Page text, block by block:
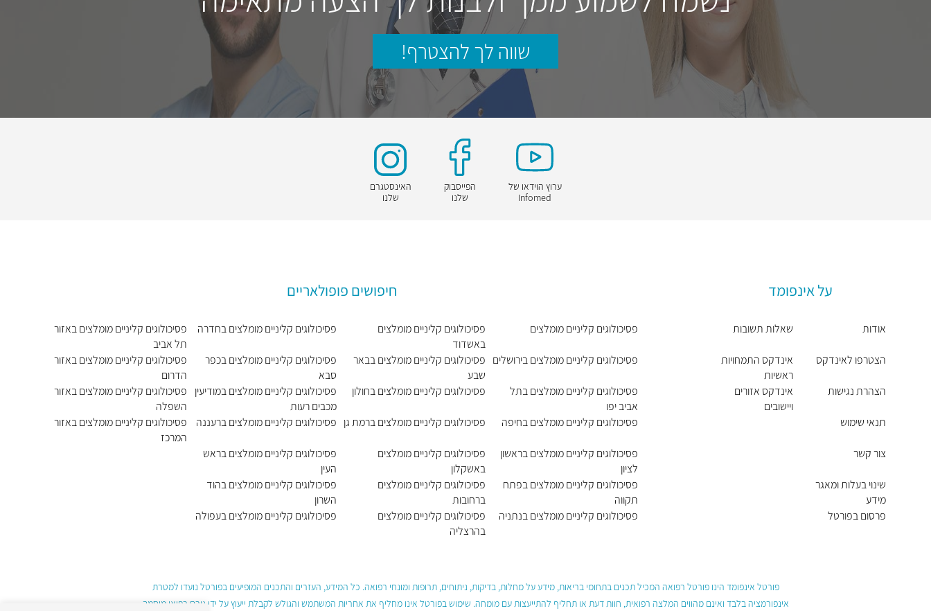
שווה לך להצטרף!
ערוץ הוידאו של
Infomed
הפייסבוק
שלנו
האינסטגרם
שלנו
על אינפומד
אודות
הצטרפו לאינדקס
הצהרת נגישות
תנאי שימוש
צור קשר
שינוי בעלות ומאגר
מידע
פרסום בפורטל
שאלות תשובות
אינדקס התמחויות
ראשיות
אינדקס אזורים
ויישובים
חיפושים פופולאריים
פסיכולוגים קליניים מומלצים
פסיכולוגים קליניים מומלצים בירושלים
פסיכולוגים קליניים מומלצים בתל
אביב יפו
פסיכולוגים קליניים מומלצים בחיפה
פסיכולוגים קליניים מומלצים בראשון
לציון
פסיכולוגים קליניים מומלצים בפתח
תקווה
פסיכולוגים קליניים מומלצים בנתניה
פסיכולוגים קליניים מומלצים
באשדוד
פסיכולוגים קליניים מומלצים בבאר
שבע
פסיכולוגים קליניים מומלצים בחולון
פסיכולוגים קליניים מומלצים ברמת גן
פסיכולוגים קליניים מומלצים
באשקלון
פסיכולוגים קליניים מומלצים
ברחובות
פסיכולוגים קליניים מומלצים
בהרצליה
פסיכולוגים קליניים מומלצים בחדרה
פסיכולוגים קליניים מומלצים בכפר
סבא
פסיכולוגים קליניים מומלצים במודיעין
מכבים רעות
פסיכולוגים קליניים מומלצים ברעננה
פסיכולוגים קליניים מומלצים בראש
העין
פסיכולוגים קליניים מומלצים בהוד
השרון
פסיכולוגים קליניים מומלצים בעפולה
פסיכולוגים קליניים מומלצים באזור
תל אביב
פסיכולוגים קליניים מומלצים באזור
הדרום
פסיכולוגים קליניים מומלצים באזור
השפלה
פסיכולוגים קליניים מומלצים באזור
המרכז
פורטל אינפומד הינו פורטל רפואה המכיל תכנים בתחומי בריאות, מידע על מחלות, בדיקות, ניתוחים, תרופות ומונחי רפואה. כל המידע, העזרים והתכנים המופיעים בפורטל נועדו למטרת
אינפורמציה בלבד ואינם מהווים המלצה רפואית, חוות דעת או תחליף להתייעצות עם מומחה. שימוש בפורטל אינו מחליף את אחריות המשתמש והגולש לקבלת ייעוץ על ידי גורם רפואי מוסמך